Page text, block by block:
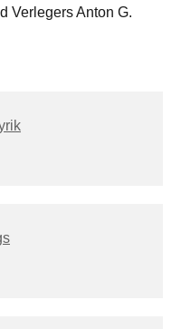
Verlegers Anton G.